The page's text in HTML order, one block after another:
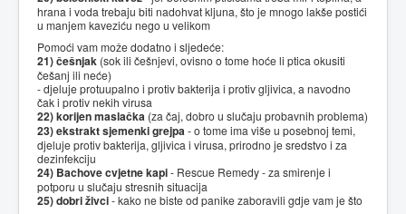
hrana i voda trebaju biti nadohvat kljuna, što je mnogo lakše postići
u manjem kaveziću nego u velikom
Pomoći vam može dodatno i sljedeće:
21) češnjak (sok ili češnjevi, ovisno o tome hoće li ptica okusiti
češanj ili neće)
- djeluje protuupalno i protiv bakterija i protiv gljivica, a navodno
čak i protiv nekih virusa
22) korijen maslačka (za čaj, dobro u slučaju probavnih problema)
23) ekstrakt sjemenki grejpa- o tome ima više u posebnoj temi,
djeluje protiv bakterija, gljivica i virusa, prirodno je sredstvo i za
dezinfekciju
24) Bachove cvjetne kapi- Rescue Remedy - za smirenje i
potporu u slučaju stresnih situacija
25) dobri živci- kako ne biste od panike zaboravili gdje vam je što